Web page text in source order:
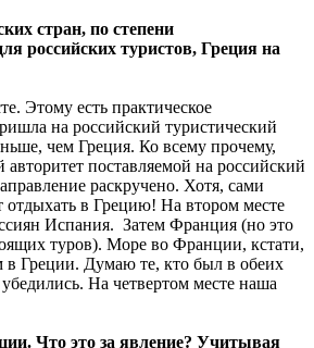
стран, по степени
российских туристов, Греция на
Этому есть практическое
на российский туристический
чем Греция. Ко всему прочему,
авторитет поставляемой на российский
раскручено. Хотя, сами
в Грецию! На втором месте
Испания. Затем Франция (но это
туров). Море во Франции, кстати,
в Греции. Думаю те, кто был в обеих
На четвертом месте наша
Что это за явление? Учитывая